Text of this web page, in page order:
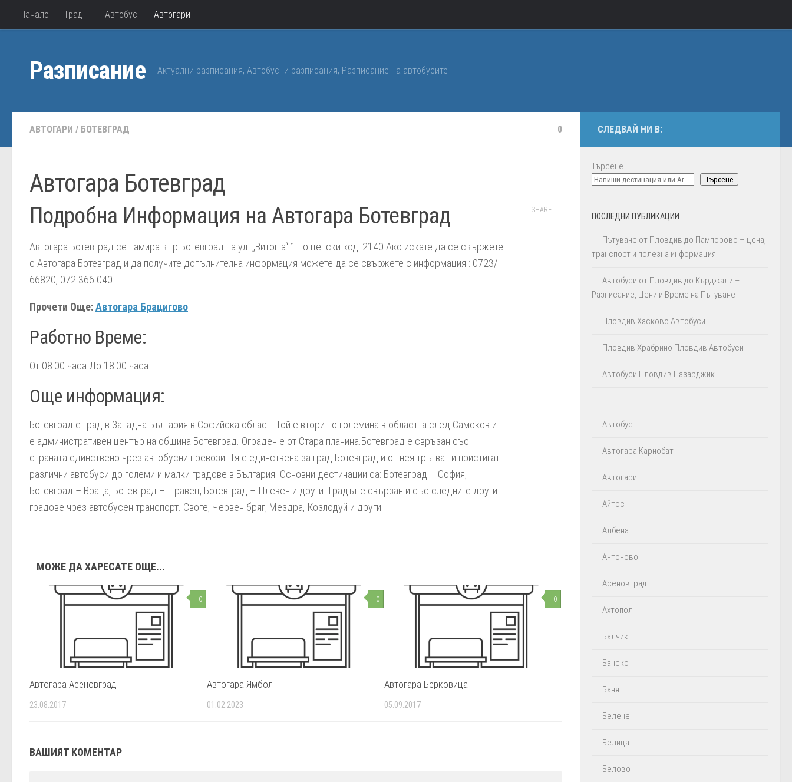
Към съдържанието
Начало Град Автобус Автогари
Разписание Актуални разписания, Автобусни разписания, Разписание на автобусите
АВТОГАРИ / БОТЕВГРАД 0
Автогара Ботевград
Подробна Информация на Автогара Ботевград
Автогара Ботевград се намира в гр.Ботевград на ул. „Витоша“ 1 пощенски код: 2140.Ако искате да се свържете
с Автогара Ботевград и да получите допълнителна информация можете да се свържете с информация : 0723/
66820, 072 366 040.
Прочети Още:Автогара Брацигово
Работно Време:
От 08:00 часа До 18:00 часа
Още информация:
Ботевград е град в Западна България в Софийска област. Той е втори по големина в областта след Самоков и
е административен център на община Ботевград. Ограден е от Стара планина.Ботевград е свръзан със
страната единствено чрез автобусни превози. Тя е единствена за град Ботевград и от нея тръгват и пристигат
различни автобуси до големи и малки градове в България. Основни дестинации са: Ботевград – София,
Ботевград – Враца, Ботевград – Правец, Ботевград – Плевен и други. Градът е свързан и със следните други
градове чрез автобусен транспорт. Своге, Червен бряг, Мездра, Козлодуй и други.
SHARE
МОЖЕ ДА ХАРЕСАТЕ ОЩЕ...
0
Автогара Асеновград
23.08.2017
0
Автогара Ямбол
01.02.2023
0
Автогара Берковица
05.09.2017
ВАШИЯТ КОМЕНТАР
СЛЕДВАЙ НИ В:
Търсене
Търсене
ПОСЛЕДНИ ПУБЛИКАЦИИ
Пътуване от Пловдив до Пампорово – цена,
транспорт и полезна информация
Автобуси от Пловдив до Кърджали –
Разписание, Цени и Време на Пътуване
Пловдив Хасково Автобуси
Пловдив Храбрино Пловдив Автобуси
Автобуси Пловдив Пазарджик
Автобус
Автогара Карнобат
Автогари
Айтос‎
Албена
Антоново
Асеновград
Ахтопол
Балчик
Банско
Баня
Белене
Белица
Белово